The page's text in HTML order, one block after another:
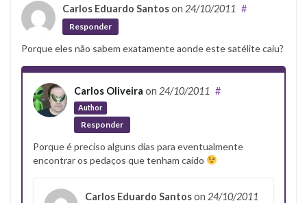
Carlos Eduardo Santoson 24/10/2011 #
Responder
Porque eles não sabem exatamente aonde este satélite caiu?
Carlos Oliveira on 24/10/2011
Author
#
Responder
Porque é preciso alguns dias para eventualmente
encontrar os pedaços que tenham caído
Carlos Eduardo Santoson 24/10/2011